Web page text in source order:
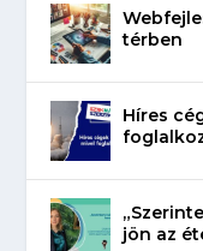
térben
Híres
jön az